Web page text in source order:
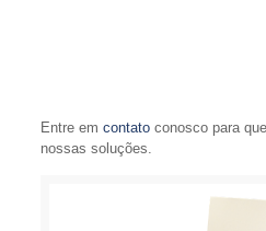
Entre em contatoconosco para
nossas soluções.